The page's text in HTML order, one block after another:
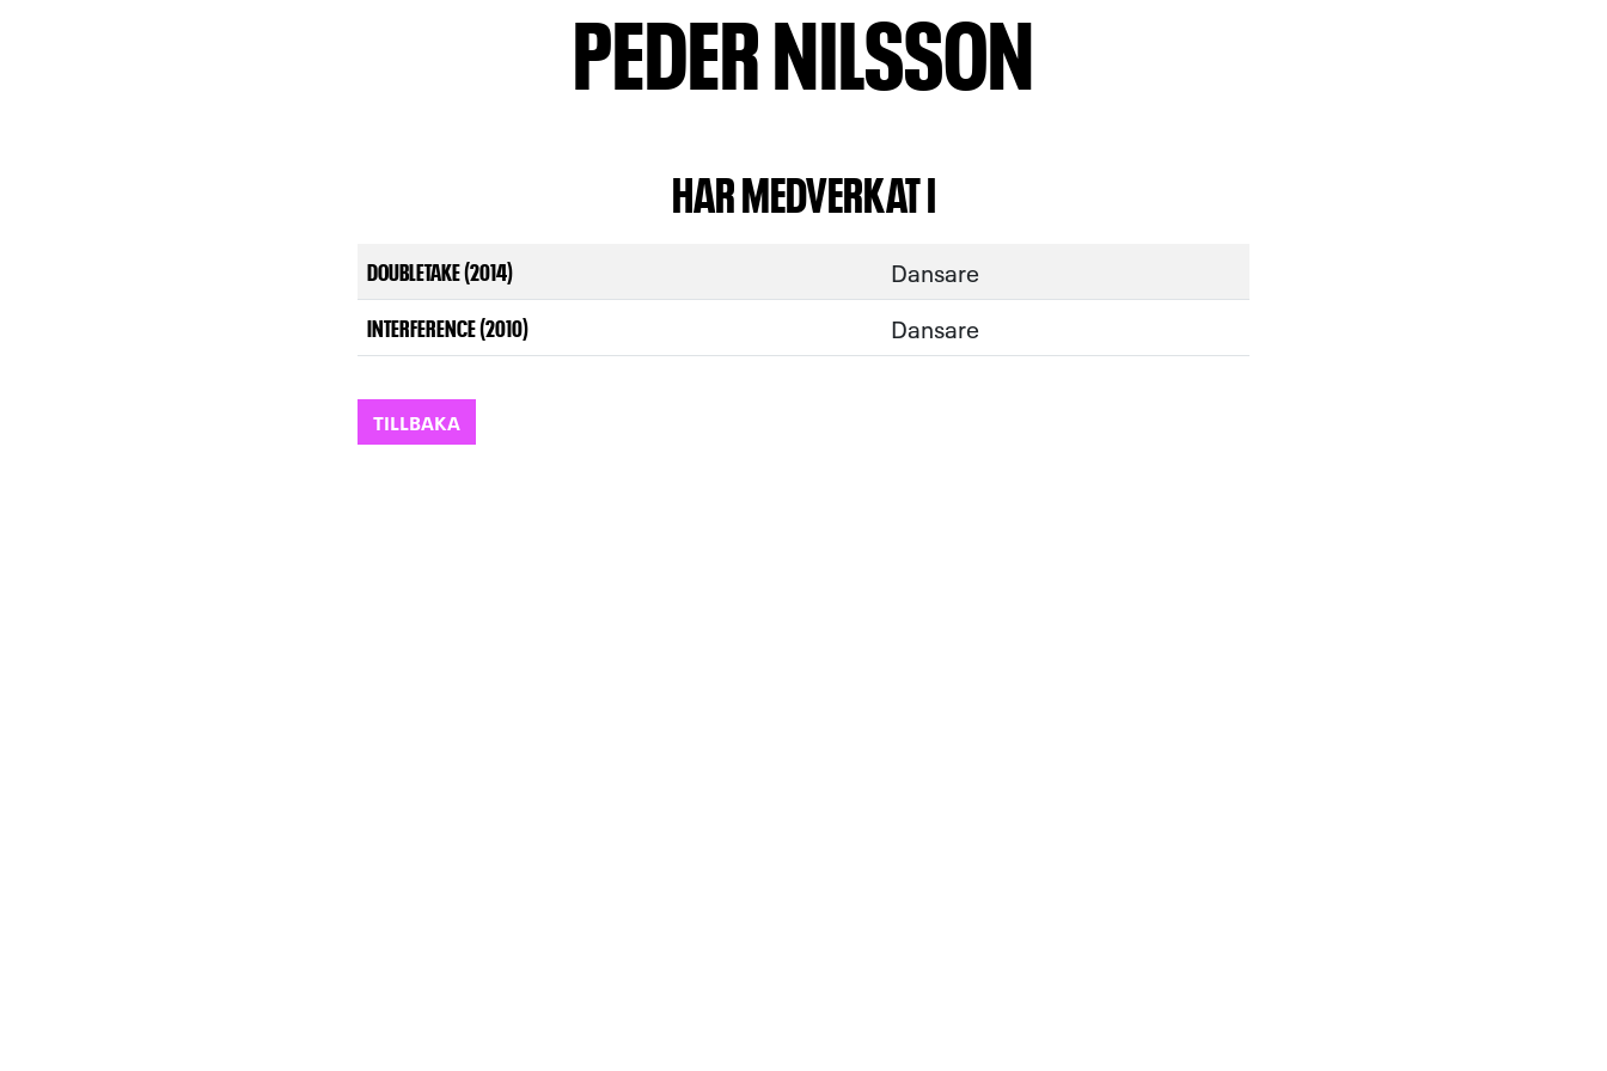
PEDER NILSSON
HAR MEDVERKAT I
DOUBLETAKE (2014) Dansare
INTERFERENCE (2010) Dansare
TILLBAKA